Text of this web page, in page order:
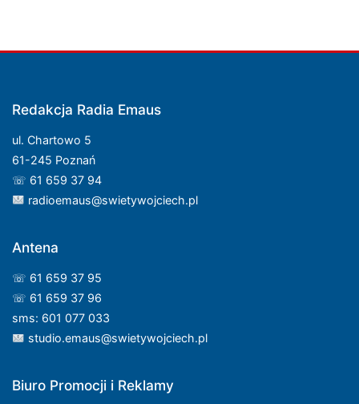
Redakcja Radia Emaus
ul. Chartowo 5
61-245 Poznań
☏ 61 659 37 94
radioemaus@swietywojciech.pl
Antena
☏ 61 659 37 95
☏ 61 659 37 96
sms: 601 077 033
studio.emaus@swietywojciech.pl
Biuro Promocji i Reklamy